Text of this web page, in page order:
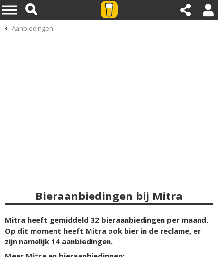
Aanbiedingen
Bieraanbiedingen bij Mitra
Mitra heeft gemiddeld 32 bieraanbiedingen per maand.
Op dit moment heeft Mitra ook bier in de reclame, er
zijn namelijk 14 aanbiedingen.